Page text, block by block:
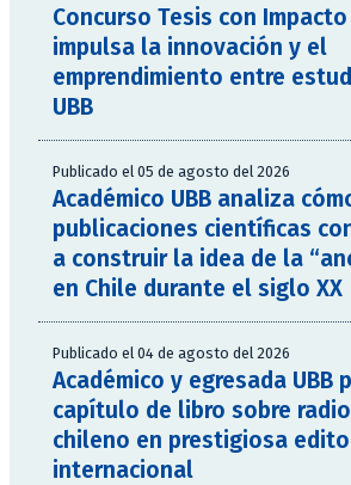
Concurso Tesis con
impulsa la innovación y el
emprendimiento entre
UBB
Publicado el 05 de agosto del 2026
Académico UBB analiza
publicaciones científicas
a construir la idea de la
en Chile durante el siglo XX
Publicado el 04 de agosto del 2026
Académico y egresada UBB
capítulo de libro sobre
chileno en prestigiosa
internacional